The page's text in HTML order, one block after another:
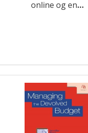
online og en…